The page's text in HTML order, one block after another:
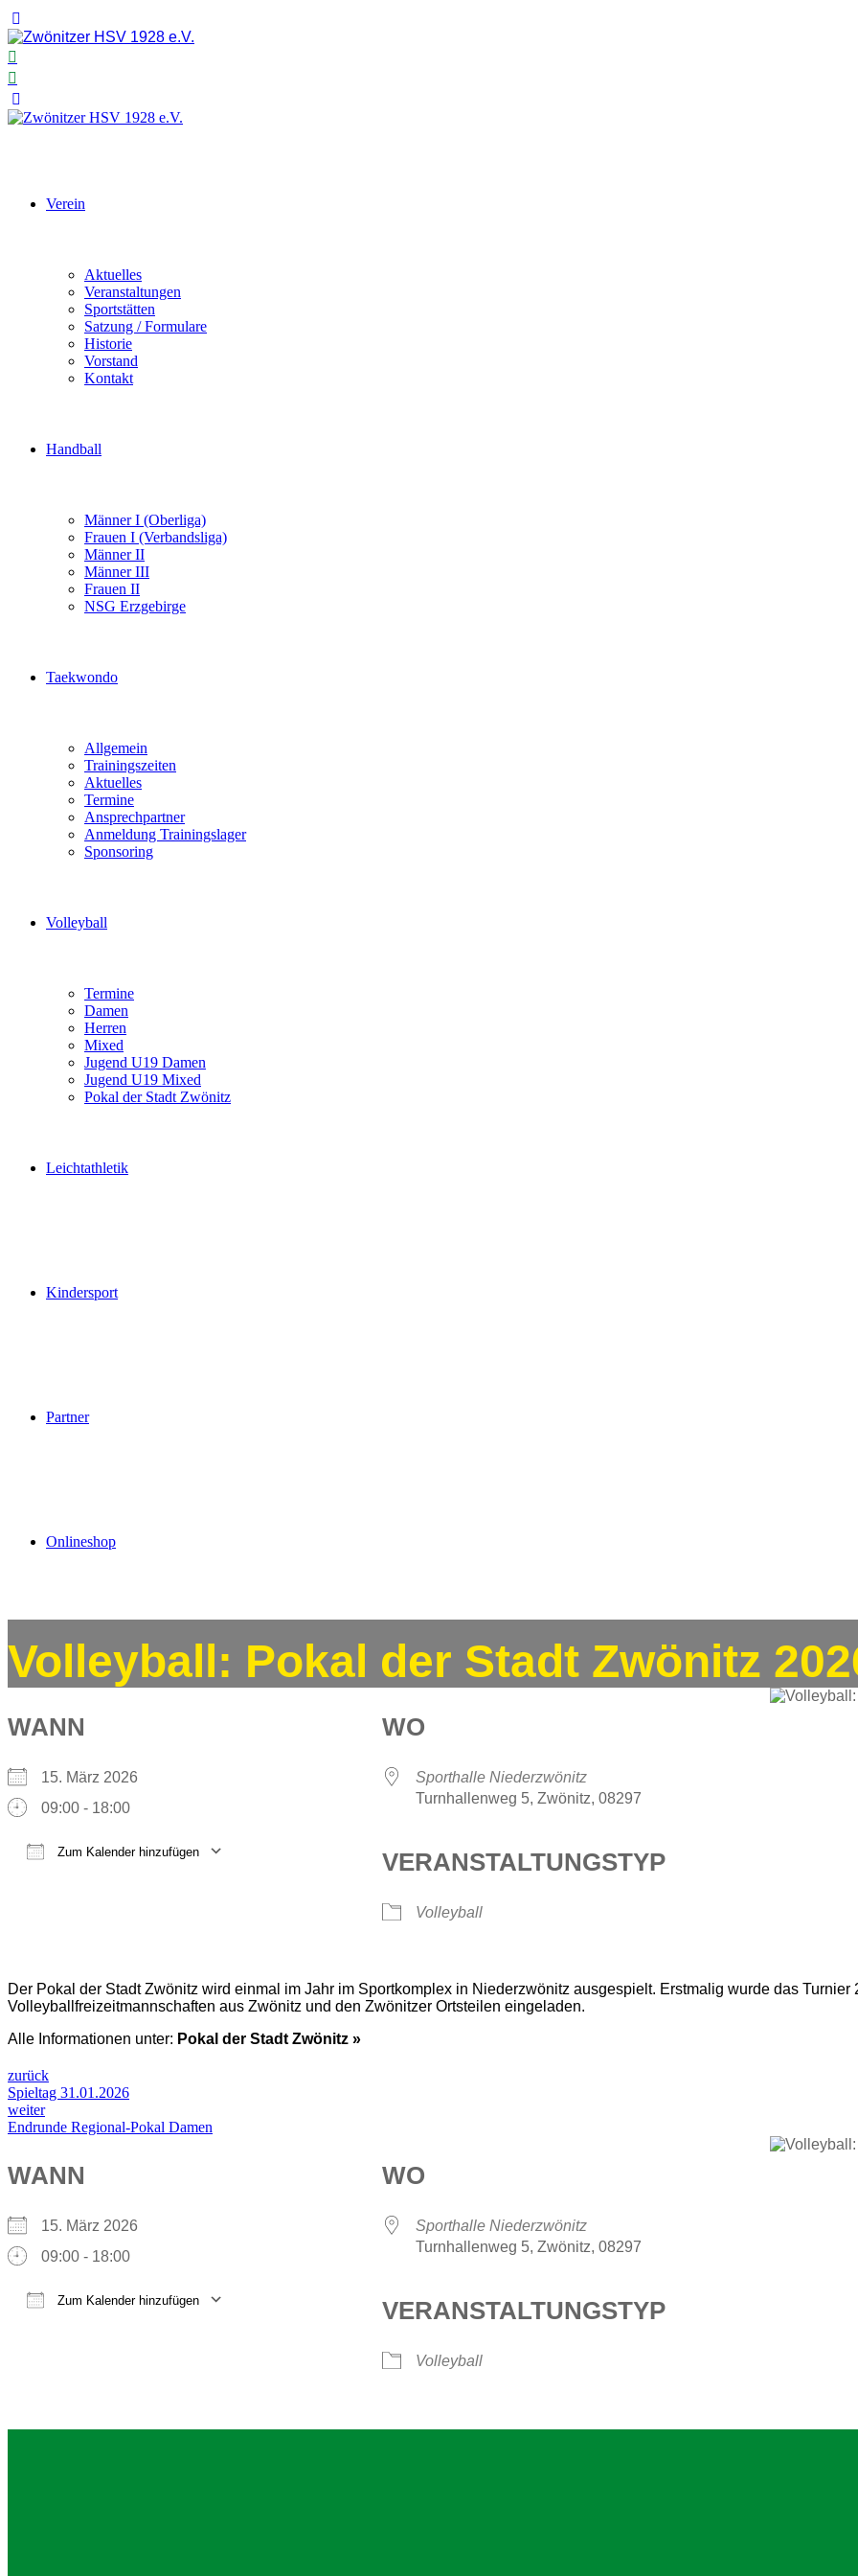
Verein
Aktuelles
Veranstaltungen
Sportstätten
Satzung / Formulare
Historie
Vorstand
Kontakt
Handball
Männer I (Oberliga)
Frauen I (Verbandsliga)
Männer II
Männer III
Frauen II
NSG Erzgebirge
Taekwondo
Allgemein
Trainingszeiten
Aktuelles
Termine
Ansprechpartner
Anmeldung Trainingslager
Sponsoring
Volleyball
Termine
Damen
Herren
Mixed
Jugend U19 Damen
Jugend U19 Mixed
Pokal der Stadt Zwönitz
Leichtathletik
Kindersport
Partner
Onlineshop
Volleyball: Pokal der Stadt Zwönitz
WANN
15. März 2026
09:00 - 18:00
Zum Kalender hinzufügen
WO
Sporthalle Niederzwönitz
Turnhallenweg 5, Zwönitz, 08297
VERANSTALTUNGSTYP
Volleyball
Der Pokal der Stadt Zwönitz wird einmal im Jahr im Sportkomplex in Niederzwönitz ausgespielt. Erstmalig wurde das
Volleyballfreizeitmannschaften aus Zwönitz und den Zwönitzer Ortsteilen eingeladen.
Alle Informationen unter: Pokal der Stadt Zwönitz »
zurück
Spieltag 31.01.2026
weiter
Endrunde Regional-Pokal Damen
WANN
15. März 2026
09:00 - 18:00
Zum Kalender hinzufügen
WO
Sporthalle Niederzwönitz
Turnhallenweg 5, Zwönitz, 08297
VERANSTALTUNGSTYP
Volleyball